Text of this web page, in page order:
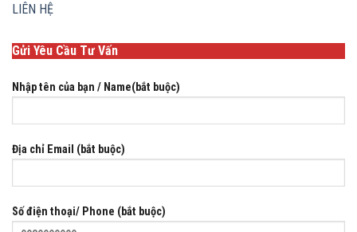
LIÊN HỆ
Gửi Yêu Cầu Tư Vấn
Nhập tên của bạn / Name(bắt buộc)
Địa chỉ Email (bắt buộc)
Số điện thoại/ Phone (bắt buộc)